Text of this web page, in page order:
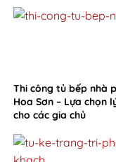
Thi công tủ bếp nhà
Hoa Sơn – Lựa chọn
cho các gia chủ